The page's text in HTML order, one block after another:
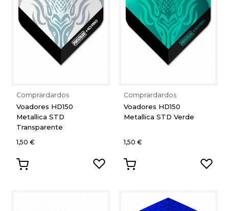
Comprardardos
Voadores HD150
Metallica STD
Transparente
1,50 €
Comprardardos
Voadores HD150
Metallica STD Verde
1,50 €